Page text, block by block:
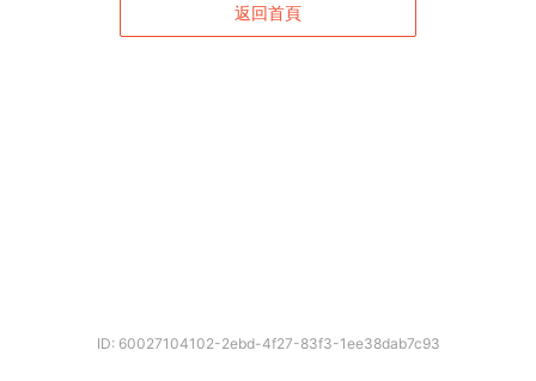
返回首頁
ID: 60027104102-2ebd-4f27-83f3-1ee38dab7c93